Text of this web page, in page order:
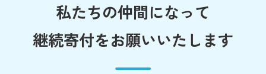
私たちの仲間になって
継続寄付をお願いいたします